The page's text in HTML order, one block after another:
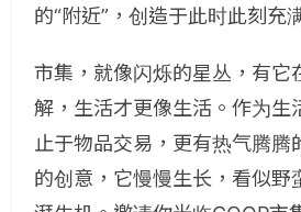
的“附近”，创造于此时此刻充
市集，就像闪烁的星丛，有它
解，生活才更像生活。作为生
止于物品交易，更有热气腾腾
的创意，它慢慢生长，看似野